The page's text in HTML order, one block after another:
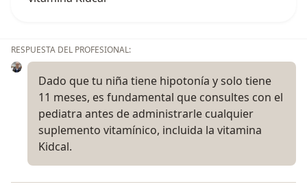
RESPUESTA DEL PROFESIONAL:
Dado que tu niña tiene hipotonía y solo tiene
11 meses, es fundamental que consultes con el
pediatra antes de administrarle cualquier
suplemento vitamínico, incluida la vitamina
Kidcal.